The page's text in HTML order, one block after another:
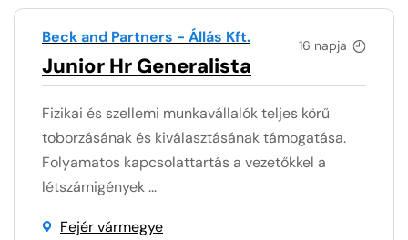
16 napja
Beck and Partners - Állás Kft.
Junior Hr Generalista
Fizikai és szellemi munkavállalók teljes körű
toborzásának és kiválasztásának támogatása.
Folyamatos kapcsolattartás a vezetőkkel a
létszámigények ...
Fejér vármegye